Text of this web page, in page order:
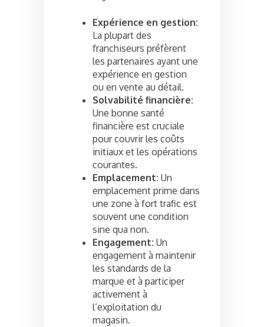
Expérience en gestion:
La plupart des
franchiseurs préfèrent
les partenaires ayant une
expérience en gestion
ou en vente au détail.
Solvabilité financière:
Une bonne santé
financière est cruciale
pour couvrir les coûts
initiaux et les opérations
courantes.
Emplacement: Un
emplacement prime dans
une zone à fort trafic est
souvent une condition
sine qua non.
Engagement: Un
engagement à maintenir
les standards de la
marque et à participer
activement à
l’exploitation du
magasin.